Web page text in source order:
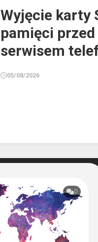
Wyjęcie karty
pamięci przed
serwisem
05/08/2026
0